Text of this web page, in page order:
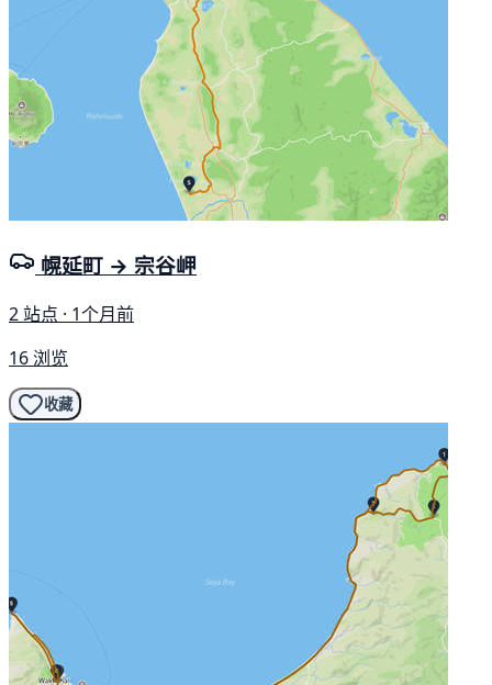
幌延町 → 宗谷岬
2 站点 · 1个月前
16 浏览
收藏